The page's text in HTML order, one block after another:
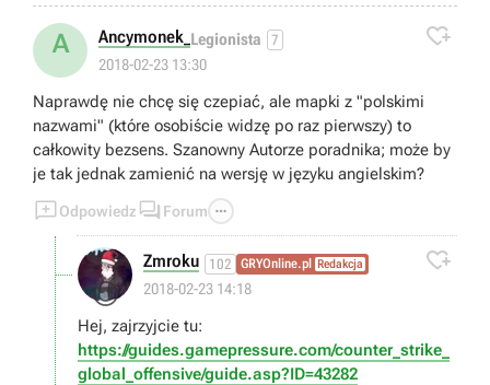
A Ancymonek_ Legionista 7
2018-02-23 13:30

Naprawdę nie chcę się czepiać, ale mapki z "polskimi
nazwami" (które osobiście widzę po raz pierwszy) to
całkowity bezsens. Szanowny Autorze poradnika; może by
je tak jednak zamienić na wersję w języku angielskim?
Odpowiedz  Forum 
😎
Zmroku 102 GRYOnline.pl Redakcja
2018-02-23 14:18

Hej, zajrzyjcie tu:
https://guides.gamepressure.com/counter_strike_
global_offensive/guide.asp?ID=43282